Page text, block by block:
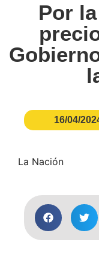
Por
16/04/
La Nación